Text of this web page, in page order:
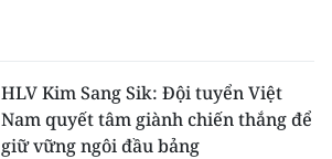
HLV Kim Sang Sik: Đội tuyển Việt
Nam quyết tâm giành chiến thắng để
giữ vững ngôi đầu bảng